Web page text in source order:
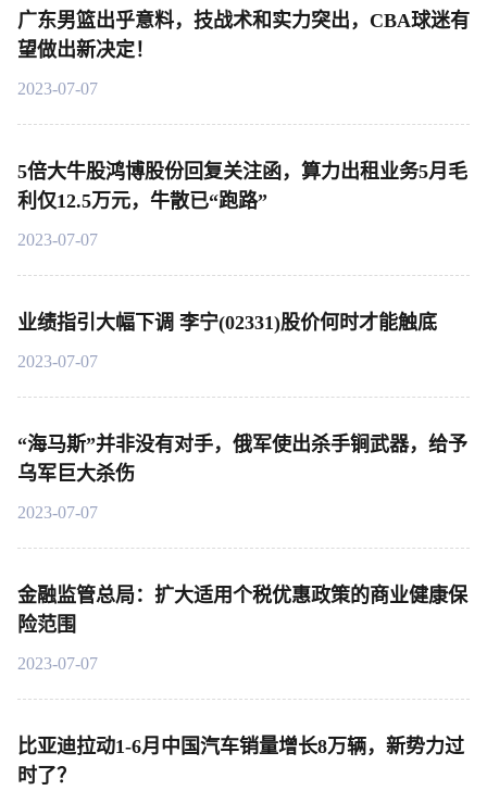
广东男篮出乎意料，技战术和实力突出，CBA球迷有
望做出新决定！
2023-07-07
5倍大牛股鸿博股份回复关注函，算力出租业务5月毛
利仅12.5万元，牛散已“跑路”
2023-07-07
业绩指引大幅下调 李宁(02331)股价何时才能触底
2023-07-07
“海马斯”并非没有对手，俄军使出杀手锏武器，给予
乌军巨大杀伤
2023-07-07
金融监管总局：扩大适用个税优惠政策的商业健康保
险范围
2023-07-07
比亚迪拉动1-6月中国汽车销量增长8万辆，新势力过
时了？